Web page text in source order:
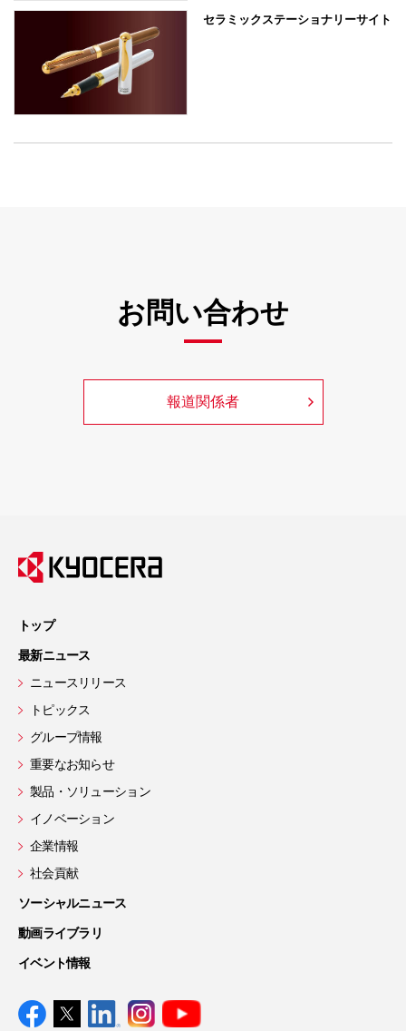
セラミックステーショナリーサイト
お問い合わせ
報道関係者
トップ
最新ニュース
ニュースリリース
トピックス
グループ情報
重要なお知らせ
製品・ソリューション
イノベーション
企業情報
社会貢献
ソーシャルニュース
動画ライブラリ
イベント情報